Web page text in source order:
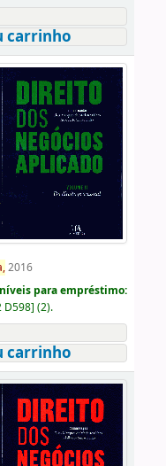
carrinho
2016
para empréstimo:
D598] (2).
carrinho